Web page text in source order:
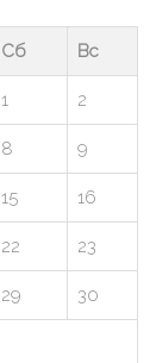
Сб Вс
1 2
8 9
15 16
22 23
29 30